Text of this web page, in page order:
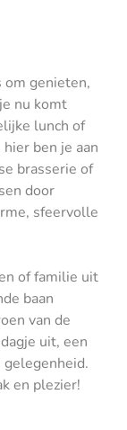
om genieten,
nu komt
lunch of
ben je aan
brasserie of
door
sfeervolle
of familie uit
baan
van de
uit, een
en plezier!